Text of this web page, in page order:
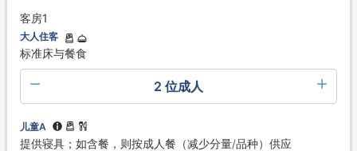
客房1
大人住客
标准床与餐食
2 位成人
儿童A
提供寝具；如含餐，则按成人餐（减少分量/品种）供应